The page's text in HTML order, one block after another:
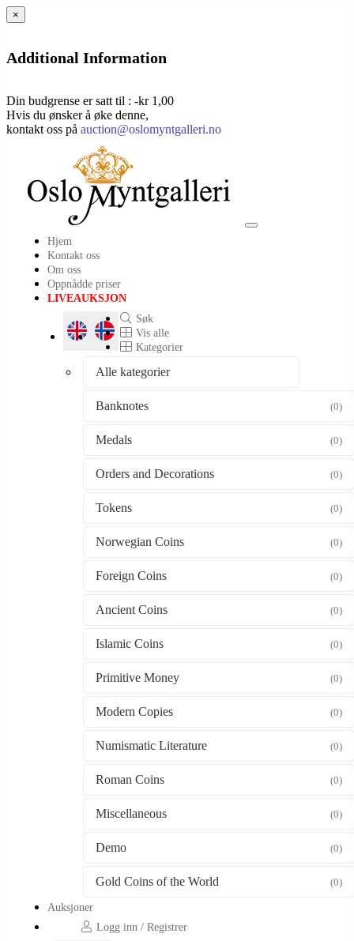
×
Additional Information
Din budgrense er satt til : -kr 1,00
Hvis du ønsker å øke denne,
kontakt oss på auction@oslomyntgalleri.no
Toggle
Hjem
Kontakt oss
Om oss
Oppnådde priser
LIVEAUKSJON
Søk
Vis alle
Kategorier
Alle kategorier
Banknotes (0)
Medals (0)
Orders and Decorations (0)
Tokens (0)
Norwegian Coins (0)
Foreign Coins (0)
Ancient Coins (0)
Islamic Coins (0)
Primitive Money (0)
Modern Copies (0)
Numismatic Literature (0)
Roman Coins (0)
Miscellaneous (0)
Demo (0)
Gold Coins of the World (0)
Auksjoner
Logg inn / Registrer